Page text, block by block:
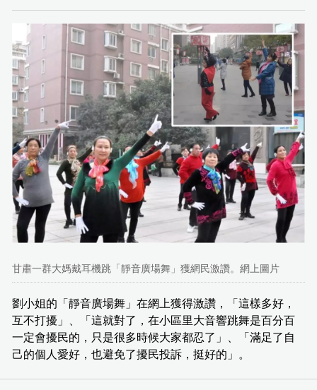
甘肅一群大媽戴耳機跳「靜音廣場舞」獲網民激讚。網上圖片
劉小姐的「靜音廣場舞」在網上獲得激讚，「這樣多好，
互不打擾」、「這就對了，在小區里大音響跳舞是百分百
一定會擾民的，只是很多時候大家都忍了」、「滿足了自
己的個人愛好，也避免了擾民投訴，挺好的」。